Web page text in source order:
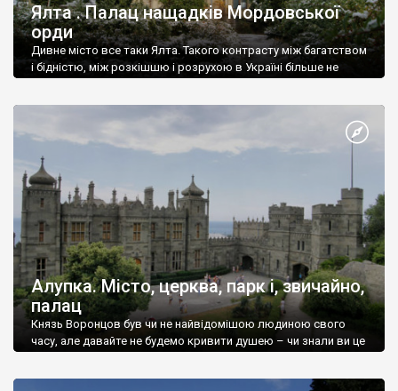
Ялта . Палац нащадків Мордовської
орди
Дивне місто все таки Ялта. Такого контрасту між багатством
і бідністю, між розкішшю і розрухою в Україні більше не
Алупка. Місто, церква, парк і, звичайно,
палац
Князь Воронцов був чи не найвідомішою людиною свого
часу, але давайте не будемо кривити душею – чи знали ви це